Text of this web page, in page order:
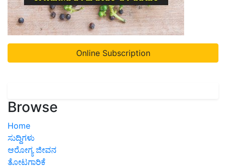
Online Subscription
Browse
Home
ಸುದ್ದಿಗಳು
ಆರೋಗ್ಯ ಜೀವನ
ತೋಟಗಾರಿಕೆ